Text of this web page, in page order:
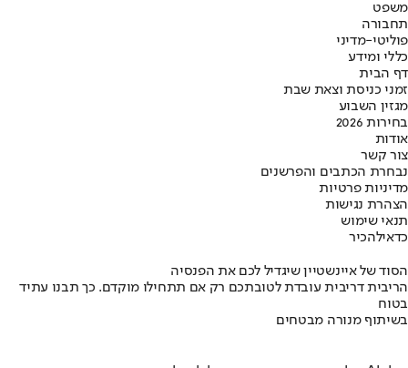
משפט
תחבורה
פוליטי-מדיני
כללי ומידע
דף הבית
זמני כניסת וצאת שבת
מגזין השבוע
בחירות 2026
אודות
צור קשר
נבחרת הכתבים והפרשנים
מדיניות פרטיות
הצהרת נגישות
תנאי שימוש
כדאילהכיר
הסוד של איינשטיין שיגדיל לכם את הפנסיה
הריבית דריבית עובדת לטובתכם רק אם תתחילו מוקדם. כך תבנו עתיד
בטוח
בשיתוף מנורה מבטחים